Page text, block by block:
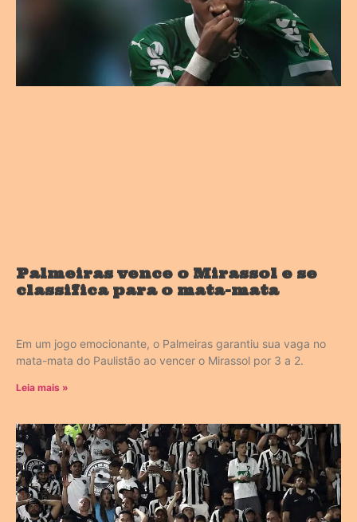
Palmeiras vence o Mirassol e se
classifica para o mata-mata
Em um jogo emocionante, o Palmeiras garantiu sua vaga no
mata-mata do Paulistão ao vencer o Mirassol por 3 a 2.
Leia mais »